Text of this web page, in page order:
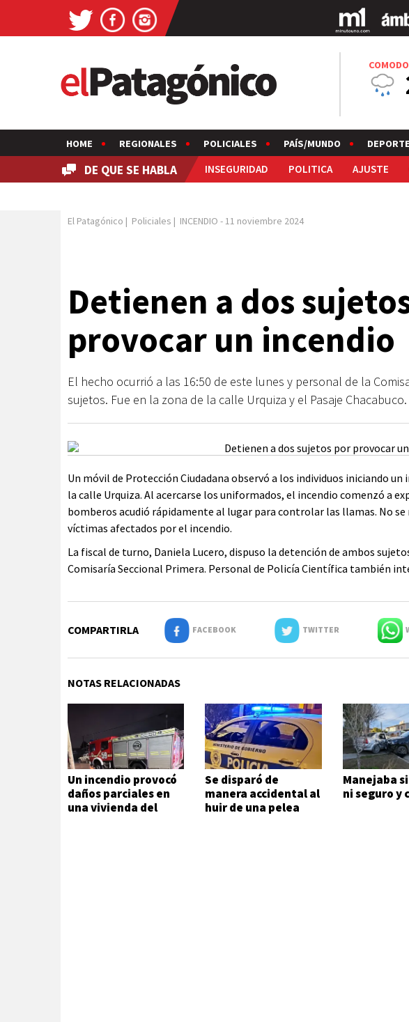
HOME REGIONALES POLICIALES PAÍS/MUNDO
DE QUE SE HABLA INSEGURIDAD POLITICA AJUSTE
El Patagónico | Policiales | INCENDIO - 11 noviembre 2024
Detienen a dos
provocar un incendio
El hecho ocurrió a las 16:50 de este lunes y personal de la
sujetos. Fue en la zona de la calle Urquiza y el Pasaje Chacabuco.
Un móvil de Protección Ciudadana observó a los individuos iniciando
la calle Urquiza. Al acercarse los uniformados, el incendio comenzó a
bomberos acudió rápidamente al lugar para controlar las llamas. No
víctimas afectados por el incendio.
La fiscal de turno, Daniela Lucero, dispuso la detención de ambos
Comisaría Seccional Primera. Personal de Policía Científica también
COMPARTIRLA FACEBOOK TWITTER
NOTAS RELACIONADAS
Un incendio provocó
daños parciales en
una vivienda del
Se disparó de
manera accidental al
huir de una pelea
Manejaba
ni seguro y